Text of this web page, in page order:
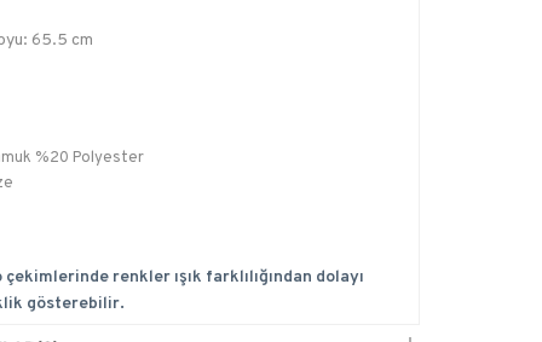
65.5 cm
%20 Polyester
çekimlerinde renkler ışık farklılığından dolayı
gösterebilir.